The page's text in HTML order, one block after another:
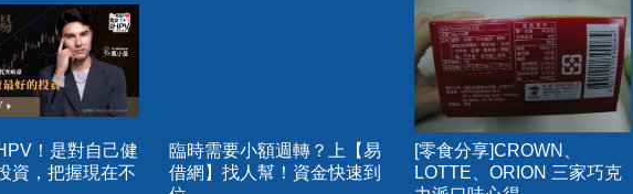
！是對自己健
資，把握現在不
臨時需要小額週轉？上【易
借網】找人幫！資金快速到
[零食分享]CROWN、
LOTTE、ORION 三家巧克